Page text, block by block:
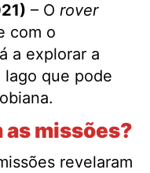
– O rover
com o
a explorar a
que pode
as missões?
revelaram